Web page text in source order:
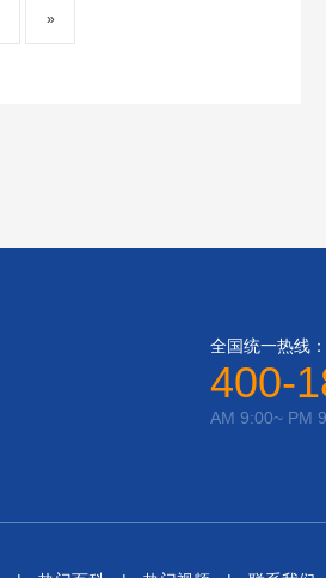
»
全国统一热线：
400-
AM 9:00~ PM